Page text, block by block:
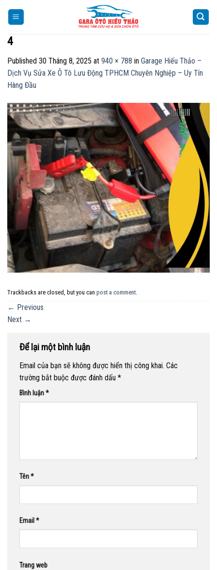
4
Published 30 Tháng 8, 2025 at 940 × 788 in Garage Hiếu Thảo –
Dịch Vụ Sửa Xe Ô Tô Lưu Động TPHCM Chuyên Nghiệp – Uy Tín
Hàng Đầu
Trackbacks are closed, but you can post a comment
← Previous
Next →
Để lại một bình luận
Email của bạn sẽ không được hiển thị công khai. Các
trường bắt buộc được đánh dấu *
Bình luận*
Tên*
Email*
Trang web